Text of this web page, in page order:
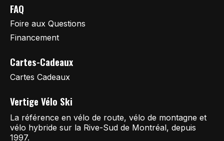
FAQ
Foire aux Questions
Financement
Cartes-Cadeaux
Cartes Cadeaux
Vertige Vélo Ski
La référence en vélo de route, vélo de montagne et
vélo hybride sur la Rive-Sud de Montréal, depuis
1997.